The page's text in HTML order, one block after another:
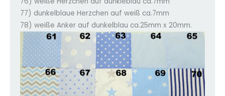
77) dunkelblaue Herzchen auf weiß ca.7mm
78) weiße Anker auf dunkelblau ca.25mm x 20mm.